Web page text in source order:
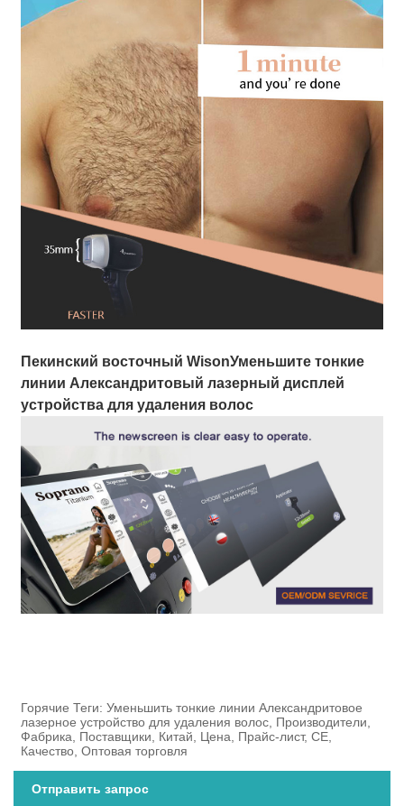
Пекинский восточный WisonУменьшите тонкие
линии Александритовый лазерный дисплей
устройства для удаления волос
Горячие Теги: Уменьшить тонкие линии Александритовое
лазерное устройство для удаления волос, Производители,
Фабрика, Поставщики, Китай, Цена, Прайс-лист, CE,
Качество, Оптовая торговля
Отправить запрос